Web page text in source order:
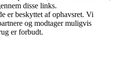
disse links.
er beskyttet af ophavsret. Vi
og modtager muligvis
er forbudt.